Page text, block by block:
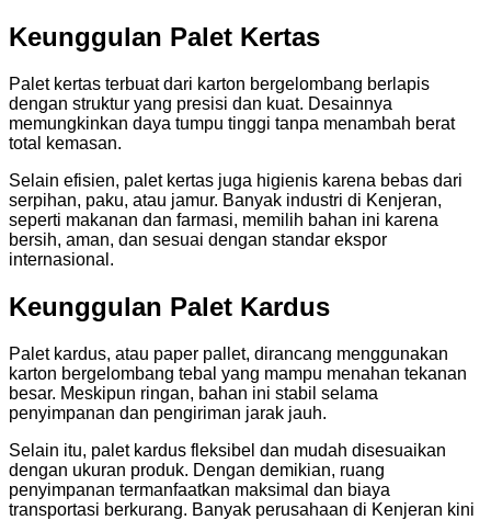
Keunggulan Palet Kertas
Palet kertas terbuat dari karton bergelombang berlapis
dengan struktur yang presisi dan kuat. Desainnya
memungkinkan daya tumpu tinggi tanpa menambah berat
total kemasan.
Selain efisien, palet kertas juga higienis karena bebas dari
serpihan, paku, atau jamur. Banyak industri di Kenjeran,
seperti makanan dan farmasi, memilih bahan ini karena
bersih, aman, dan sesuai dengan standar ekspor
internasional.
Keunggulan Palet Kardus
Palet kardus, atau paper pallet, dirancang menggunakan
karton bergelombang tebal yang mampu menahan tekanan
besar. Meskipun ringan, bahan ini stabil selama
penyimpanan dan pengiriman jarak jauh.
Selain itu, palet kardus fleksibel dan mudah disesuaikan
dengan ukuran produk. Dengan demikian, ruang
penyimpanan termanfaatkan maksimal dan biaya
transportasi berkurang. Banyak perusahaan di Kenjeran kini